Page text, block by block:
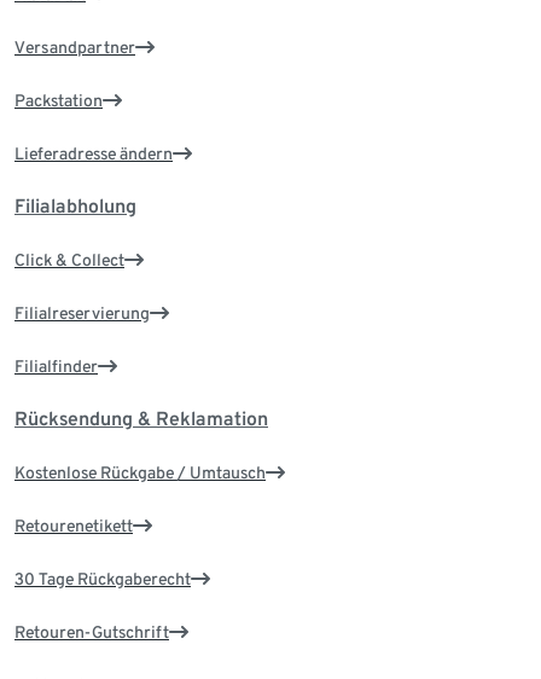
Versandpartner
Packstation
Lieferadresse ändern
Filialabholung
Click & Collect
Filialreservierung
Filialfinder
Rücksendung & Reklamation
Kostenlose Rückgabe / Umtausch
Retourenetikett
30 Tage Rückgaberecht
Retouren-Gutschrift